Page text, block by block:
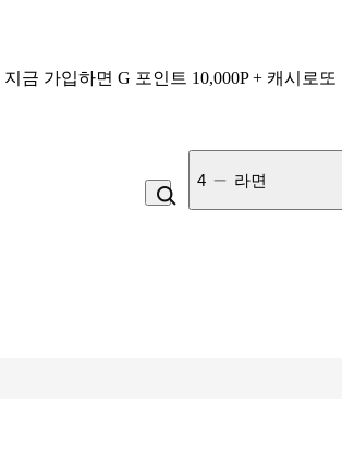
지금 가입하면 G 포인트 10,000P + 캐시로
4 라면